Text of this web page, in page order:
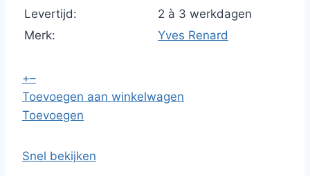
Levertijd:
2 à 3 werkdagen
Merk:
Yves Renard
+–
Toevoegen aan winkelwagen
Toevoegen
Snel bekijken